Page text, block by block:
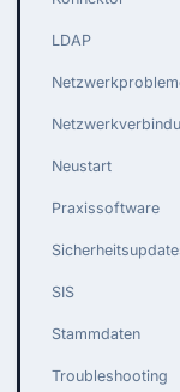
LDAP
Neustart
Praxissoftware
SIS
Stammdaten
Troubleshooting